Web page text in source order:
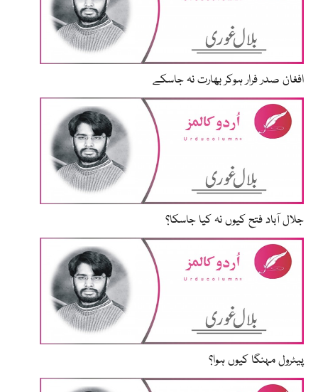
افغان صدر فرار ہوکر بھارت نہ جاسکے
جلال آباد فتح کیوں نہ کیا جاسکا؟
پیٹرول مہنگا کیوں ہوا؟